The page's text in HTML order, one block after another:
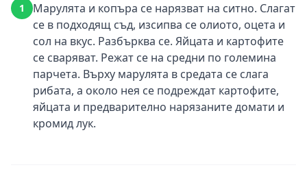
1
Марулята и копъра се нарязват на ситно. Слагат
се в подходящ съд, изсипва се олиото, оцета и
сол на вкус. Разбърква се. Яйцата и картофите
се сваряват. Режат се на средни по големина
парчета. Върху марулята в средата се слага
рибата, а около нея се подреждат картофите,
яйцата и предварително нарязаните домати и
кромид лук.